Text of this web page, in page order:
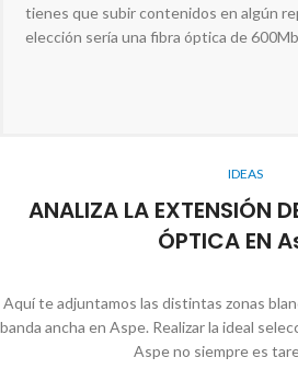
tienes que subir contenidos en algún
elección sería una fibra óptica de
IDEAS
ANALIZA LA EXTENSIÓN
ÓPTICA EN
Aquí te adjuntamos las distintas zonas
banda ancha en Aspe. Realizar la ideal
Aspe no siempre es